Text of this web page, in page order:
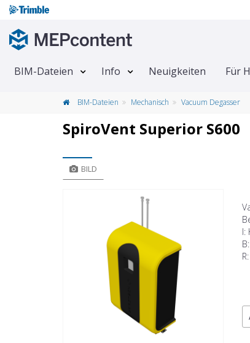
BIM-Dateien Info Neuigkeiten Für
BIM-Dateien Mechanisch Vacuum Degasser
​SpiroVent Superior S600
BILD
I: